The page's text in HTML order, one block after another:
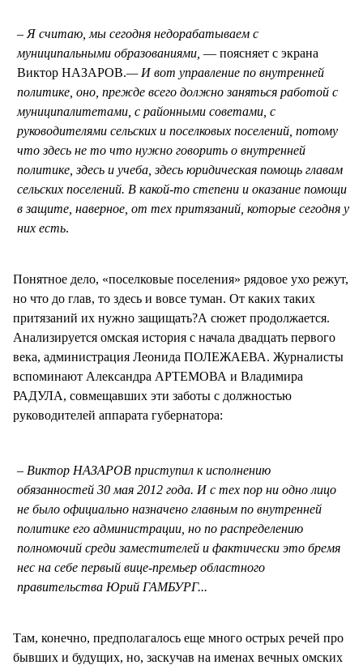
Я считаю, мы сегодня недорабатываем с
муниципальными образованиями, — поясняет с экрана
Виктор НАЗАРОВ.— И вот управление по внутренней
политике, оно, прежде всего должно заняться работой с
муниципалитетами, с районными советами, с
руководителями сельских и поселковых поселений, потому
что здесь не то что нужно говорить о внутренней
политике, здесь и учеба, здесь юридическая помощь главам
сельских поселений. В какой-то степени и оказание помощи
в защите, наверное, от тех притязаний, которые сегодня у
них есть.
Понятное дело, «поселковые поселения» рядовое ухо режут,
но что до глав, то здесь и вовсе туман. От каких таких
притязаний их нужно защищать?А сюжет продолжается.
Анализируется омская история с начала двадцать первого
века, администрация Леонида ПОЛЕЖАЕВА. Журналисты
вспоминают Александра АРТЕМОВА и Владимира
РАДУЛА, совмещавших эти заботы с должностью
руководителей аппарата губернатора:
Виктор НАЗАРОВ приступил к исполнению
обязанностей 30 мая 2012 года. И с тех пор ни одно лицо
не было официально назначено главным по внутренней
политике его администрации, но по распределению
полномочий среди заместителей и фактически это бремя
нес на себе первый вице-премьер областного
правительства Юрий ГАМБУРГ...
Там, конечно, предполагалось еще много острых речей про
бывших и будущих, но, заскучав на именах вечных омских